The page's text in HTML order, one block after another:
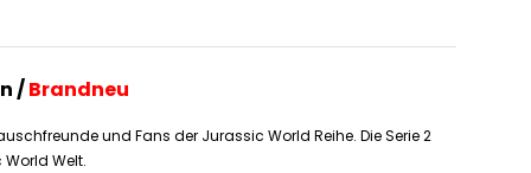
/Brandneu
und Fans der Jurassic World Reihe. Die Serie 2
Welt.